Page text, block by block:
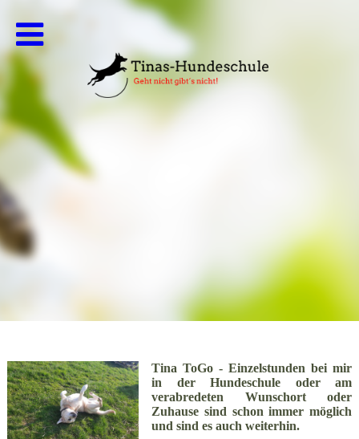
Tina ToGo - Einzelstunden bei mir
in der Hundeschule oder am
verabredeten Wunschort oder
Zuhause sind schon immer möglich
und sind es auch weiterhin.